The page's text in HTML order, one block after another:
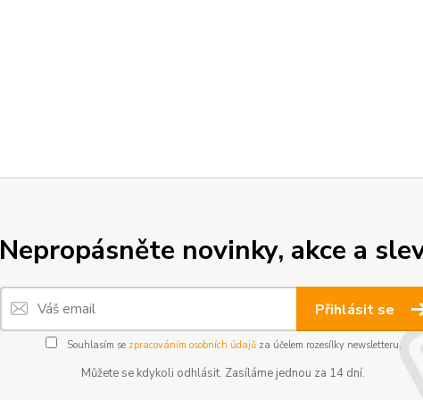
Nepropásněte novinky, akce a
Přihlásit se
Souhlasím se zpracováním osobních údajůza účelem rozesílky newsletteru.
Můžete se kdykoli odhlásit. Zasíláme jednou za 14 dní.